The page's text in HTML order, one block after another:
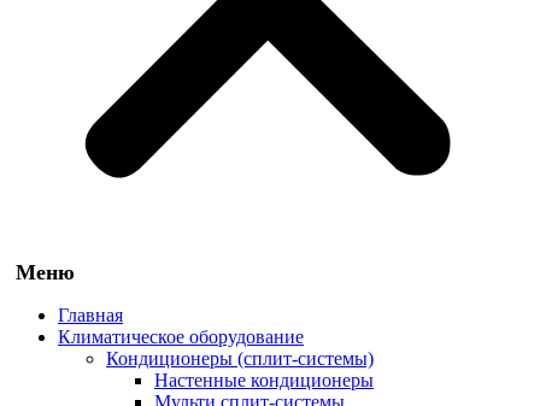
Главная
Климатическое оборудование
Кондиционеры (сплит-системы)
Настенные кондиционеры
Мульти сплит-системы